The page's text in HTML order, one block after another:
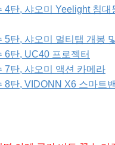
4탄, 샤오미 Yeelight 침대
5탄, 샤오미 멀티탭 개봉
6탄, UC40 프로젝터
7탄, 샤오미 액션 카메라
8탄, VIDONN X6 스마트